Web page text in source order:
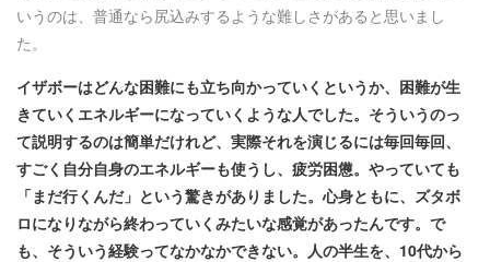
いうのは、普通なら尻込みするような難しさがあると思いまし
た。
イザボーはどんな困難にも立ち向かっていくというか、困難が生
きていくエネルギーになっていくような人でした。そういうのっ
て説明するのは簡単だけれど、実際それを演じるには毎回毎回、
すごく自分自身のエネルギーも使うし、疲労困憊。やっていても
「まだ行くんだ」という驚きがありました。心身ともに、ズタボ
ロになりながら終わっていくみたいな感覚があったんです。で
も、そういう経験ってなかなかできない。人の半生を、10代から